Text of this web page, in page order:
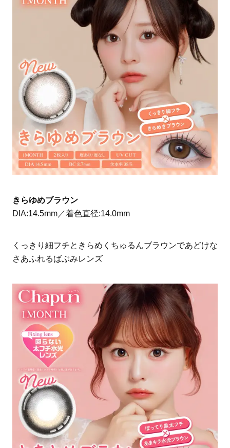
きらゆめブラウン
DIA:14.5mm／着色直径:14.0mm
くっきり細フチときらめくちゅるんブラウンであどけな
さあふれるばぶみレンズ